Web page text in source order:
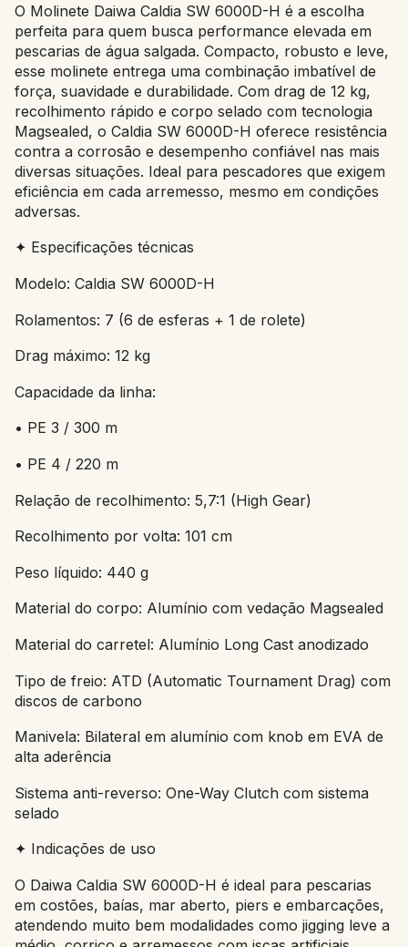
O Molinete Daiwa Caldia SW 6000D-H é a escolha
perfeita para quem busca performance elevada em
pescarias de água salgada. Compacto, robusto e leve,
esse molinete entrega uma combinação imbatível de
força, suavidade e durabilidade. Com drag de 12 kg,
recolhimento rápido e corpo selado com tecnologia
Magsealed, o Caldia SW 6000D-H oferece resistência
contra a corrosão e desempenho confiável nas mais
diversas situações. Ideal para pescadores que exigem
eficiência em cada arremesso, mesmo em condições
adversas.
✦ Especificações técnicas
Modelo: Caldia SW 6000D-H
Rolamentos: 7 (6 de esferas + 1 de rolete)
Drag máximo: 12 kg
Capacidade da linha:
• PE 3 / 300 m
• PE 4 / 220 m
Relação de recolhimento: 5,7:1 (High Gear)
Recolhimento por volta: 101 cm
Peso líquido: 440 g
Material do corpo: Alumínio com vedação Magsealed
Material do carretel: Alumínio Long Cast anodizado
Tipo de freio: ATD (Automatic Tournament Drag) com
discos de carbono
Manivela: Bilateral em alumínio com knob em EVA de
alta aderência
Sistema anti-reverso: One-Way Clutch com sistema
selado
✦ Indicações de uso
O Daiwa Caldia SW 6000D-H é ideal para pescarias
em costões, baías, mar aberto, piers e embarcações,
atendendo muito bem modalidades como jigging leve a